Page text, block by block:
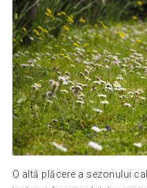
O altă plăcere a sezonului